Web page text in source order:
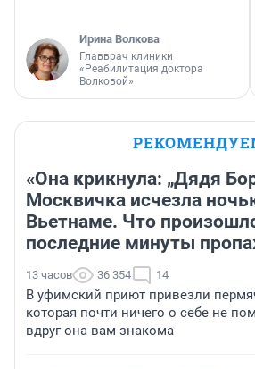
Ирина Волкова
Главврач клиники
«Реабилитация доктора
Волковой»
«Она крикнула: „Дядя
Москвичка исчезла
Вьетнаме. Что
последние минуты
13 часов 36 354 14
В уфимский приют привезли
которая почти ничего о себе не
вдруг она вам знакома